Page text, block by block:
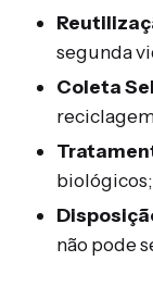
segunda
Coleta
biológicos;
não pode